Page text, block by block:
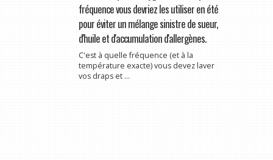
fréquence vous devriez les utiliser en été
pour éviter un mélange sinistre de sueur,
d'huile et d'accumulation d'allergènes.
C'est à quelle fréquence (et à la
température exacte) vous devez laver
vos draps et ...